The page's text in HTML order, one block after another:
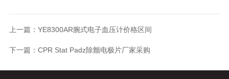
上一篇： YE8300AR腕式电子血压计价格区间
下一篇： CPR Stat Padz除颤电极片厂家采购